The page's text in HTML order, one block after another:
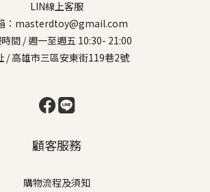
LIN線上客服
：masterdtoy@gmail.com
間 / 週一至週五 10:30- 21:00
/ 高雄市三區安東街119巷2號
顧客服務
購物流程及須知